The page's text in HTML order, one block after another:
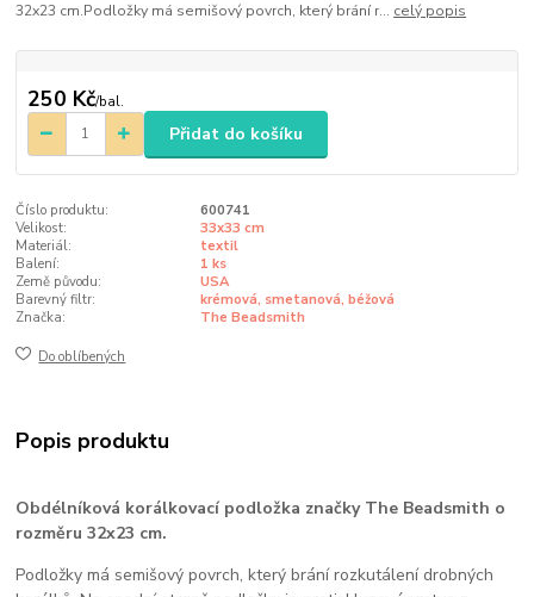
32x23 cm.Podložky má semišový povrch, který brání r... celý popis
250 Kč/bal.
Přidat do košíku
Číslo produktu:
600741
Velikost:
33x33 cm
Materiál:
textil
Balení:
1 ks
Země původu:
USA
Barevný filtr:
krémová, smetanová, béžová
Značka:
The Beadsmith
Do oblíbených
Popis produktu
Obdélníková korálkovací podložka značky The Beadsmith o
rozměru 32x23 cm.
Podložky má semišový povrch, který brání rozkutálení drobných